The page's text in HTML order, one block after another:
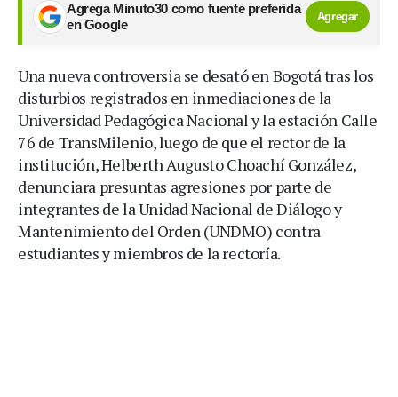
Agrega Minuto30 como fuente preferida
en Google
Agregar
Una nueva controversia se desató en Bogotá tras los
disturbios registrados en inmediaciones de la
Universidad Pedagógica Nacional y la estación Calle
76 de TransMilenio, luego de que el rector de la
institución, Helberth Augusto Choachí González,
denunciara presuntas agresiones por parte de
integrantes de la Unidad Nacional de Diálogo y
Mantenimiento del Orden (UNDMO) contra
estudiantes y miembros de la rectoría.